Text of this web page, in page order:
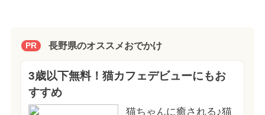
PR 長野県のオススメおでかけ
3歳以下無料！猫カフェデビューにもお
すすめ
猫ちゃんに癒される♪猫